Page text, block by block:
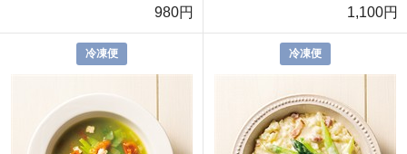
980円
1,100円
冷凍便 冷凍便